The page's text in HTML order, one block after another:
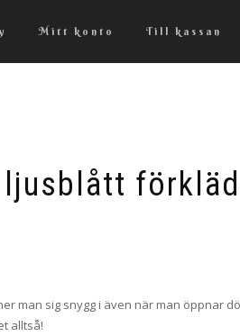
Mitt konto Till kassan
ljusblått
man sig snygg i även när man öppnar
alltså!